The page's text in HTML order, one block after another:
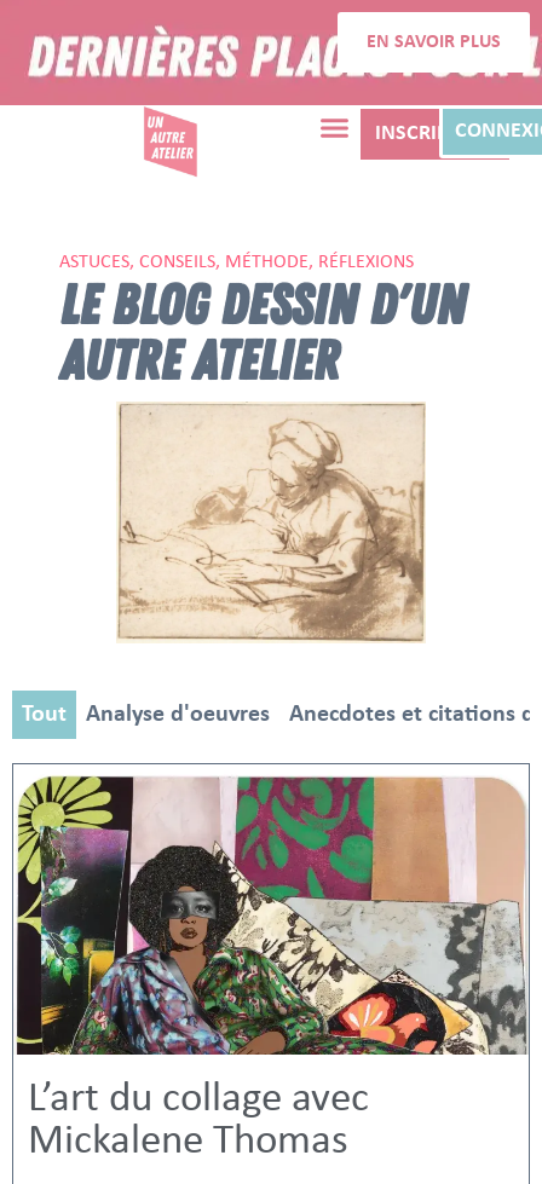
EN SAVOIR PLUS
INSCRIPTION
ASTUCES, CONSEILS, MÉTHODE, RÉFLEXIONS
LE BLOG DESSIN D'UN
AUTRE ATELIER
Analyse d'oeuvres Anecdotes et citations
Tout
L’art du collage avec
Mickalene Thomas